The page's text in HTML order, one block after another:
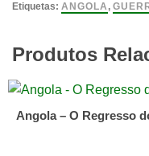
Clandestinidade
informalidade
combates
democráticos
Etiquetas: ANGOLA ,
Produtos
Angola – O Regresso